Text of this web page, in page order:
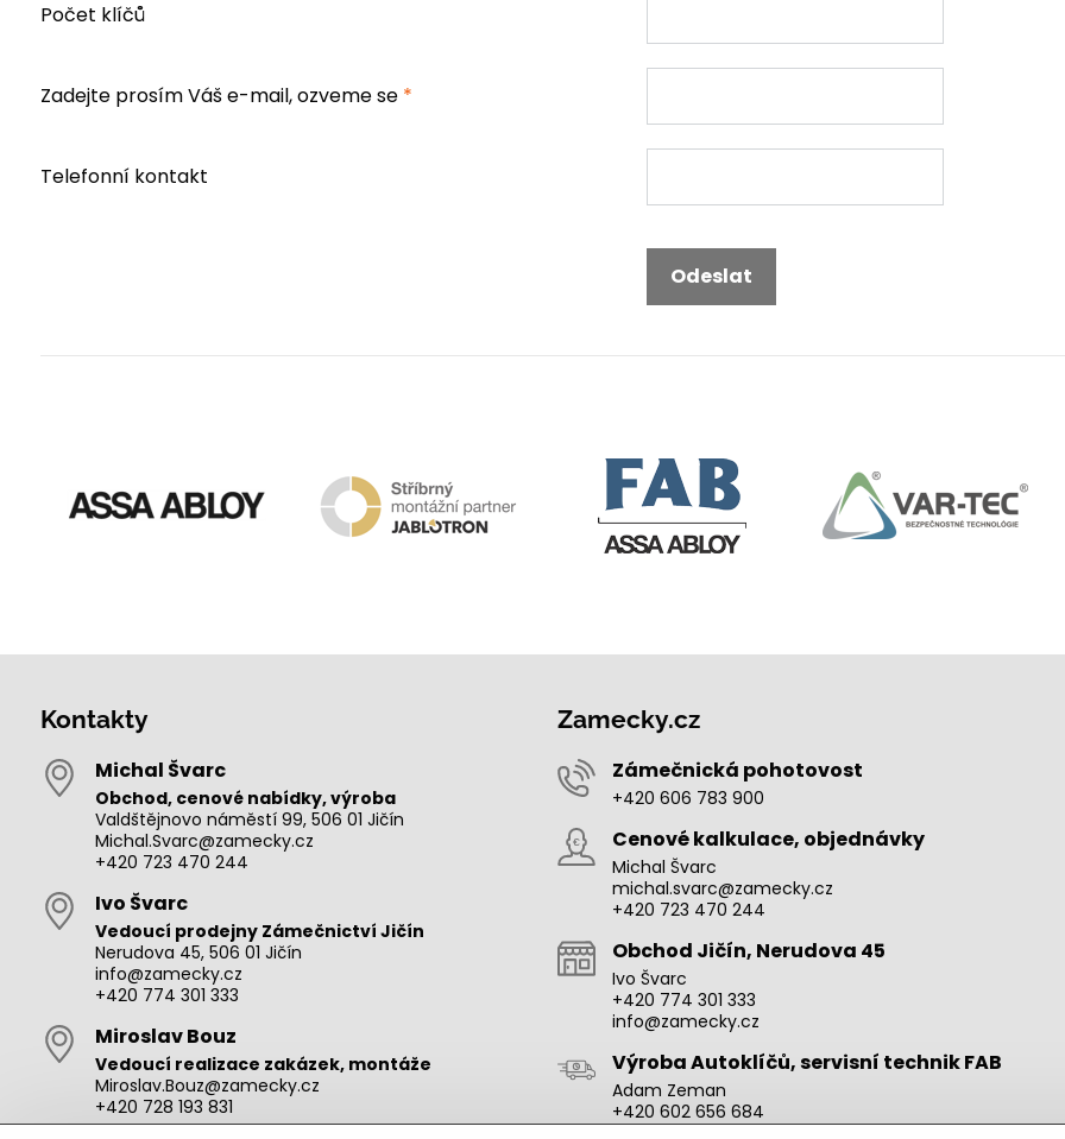
Počet klíčů
Zadejte prosím Váš e-mail, ozveme se *
Telefonní kontakt
Odeslat
Kontakty
Michal Švarc
Obchod, cenové nabídky, výroba
Valdštějnovo náměstí 99, 506 01 Jičín
Michal.Svarc@zamecky.cz
+420 723 470 244
Ivo Švarc
Vedoucí prodejny Zámečnictví Jičín
Nerudova 45, 506 01 Jičín
info@zamecky.cz
+420 774 301 333
Miroslav Bouz
Vedoucí realizace zakázek, montáže
Miroslav.Bouz@zamecky.cz
+420 728 193 831
Zamecky.cz
Zámečnická pohotovost
+420 606 783 900
Cenové kalkulace, objednávky
Michal Švarc
michal.svarc@zamecky.cz
+420 723 470 244
Obchod Jičín, Nerudova 45
Ivo Švarc
+420 774 301 333
info@zamecky.cz
Výroba Autoklíčů, servisní technik FAB
Adam Zeman
+420 602 656 684